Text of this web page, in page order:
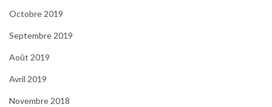
Octobre 2019
Septembre 2019
Août 2019
Avril 2019
Novembre 2018